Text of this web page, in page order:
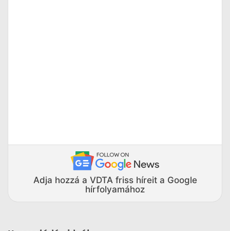
Adja hozzá a VDTA friss híreit a Google
hírfolyamához